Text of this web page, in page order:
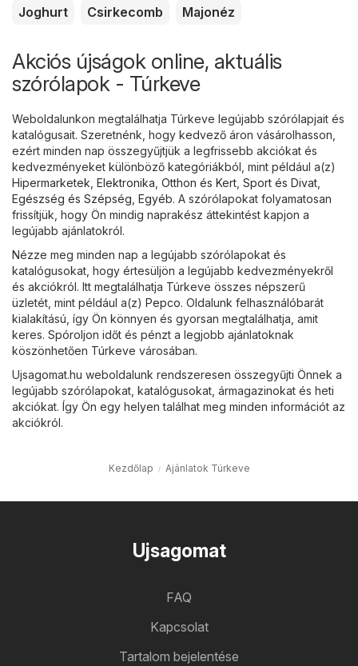
Joghurt
Csirkecomb Majonéz
Akciós újságok online, aktuális
szórólapok - Túrkeve
Weboldalunkon megtalálhatja Túrkeve legújabb szórólapjait és
katalógusait. Szeretnénk, hogy kedvező áron vásárolhasson,
ezért minden nap összegyűjtjük a legfrissebb akciókat és
kedvezményeket különböző kategóriákból, mint például a(z)
Hipermarketek Elektronika Otthon és Kert Sport és Divat
Egészség és Szépség Egyéb. A szórólapokat folyamatosan
frissítjük, hogy Ön mindig naprakész áttekintést kapjon a
legújabb ajánlatokról.
Nézze meg minden nap a legújabb szórólapokat és
katalógusokat, hogy értesüljön a legújabb kedvezményekről
és akciókról. Itt megtalálhatja Túrkeve összes népszerű
üzletét, mint például a(z) Pepco. Oldalunk felhasználóbarát
kialakítású, így Ön könnyen és gyorsan megtalálhatja, amit
keres. Spóroljon időt és pénzt a legjobb ajánlatoknak
köszönhetően Túrkeve városában.
Ujsagomat.hu weboldalunk rendszeresen összegyűjti Önnek a
legújabb szórólapokat, katalógusokat, ármagazinokat és heti
akciókat. Így Ön egy helyen találhat meg minden információt az
akciókról.
Kezdőlap Ajánlatok Túrkeve
Ujsagomat
FAQ
Kapcsolat
Tartalom bejelentése